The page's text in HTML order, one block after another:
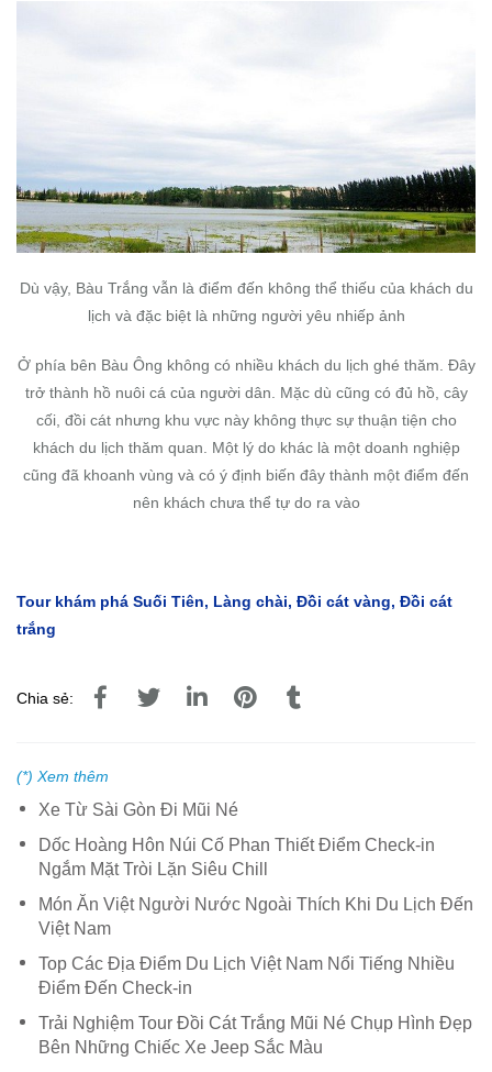
Dù vậy, Bàu Trắng vẫn là điểm đến không thể thiếu của khách du
lịch và đặc biệt là những người yêu nhiếp ảnh
Ở phía bên Bàu Ông không có nhiều khách du lịch ghé thăm. Đây
trở thành hồ nuôi cá của người dân. Mặc dù cũng có đủ hồ, cây
cối, đồi cát nhưng khu vực này không thực sự thuận tiện cho
khách du lịch thăm quan. Một lý do khác là một doanh nghiệp
cũng đã khoanh vùng và có ý định biến đây thành một điểm đến
nên khách chưa thể tự do ra vào
Tour khám phá Suối Tiên, Làng chài, Đồi cát vàng, Đồi cát
trắng
Chia sẻ:
(*) Xem thêm
Xe Từ Sài Gòn Đi Mũi Né
Dốc Hoàng Hôn Núi Cố Phan Thiết Điểm Check-in
Ngắm Mặt Tròi Lặn Siêu Chill
Món Ăn Việt Người Nước Ngoài Thích Khi Du Lịch Đến
Việt Nam
Top Các Địa Điểm Du Lịch Việt Nam Nổi Tiếng Nhiều
Điểm Đến Check-in
Trải Nghiệm Tour Đồi Cát Trắng Mũi Né Chụp Hình Đẹp
Bên Những Chiếc Xe Jeep Sắc Màu